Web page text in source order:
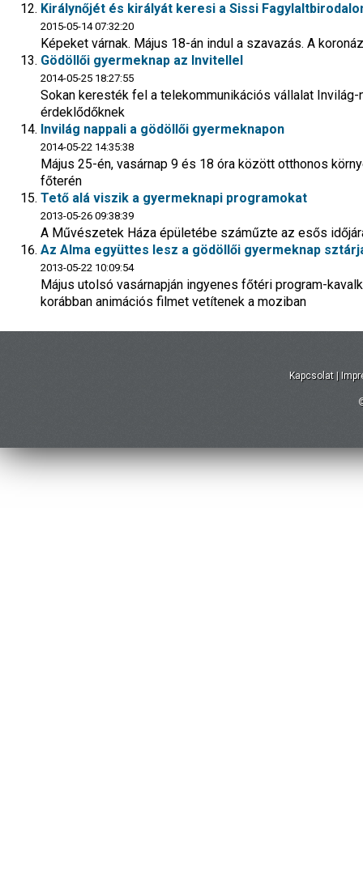
Királynőjét és királyát keresi a Sissi
2015-05-14 07:32:20
Képeket várnak. Május 18-án indul a szavazás. A
Gödöllői gyermeknap az Invitellel
2014-05-25 18:27:55
Sokan keresték fel a telekommunikációs vállalat
érdeklődőknek
Invilág nappali a gödöllői gyermeknapon
2014-05-22 14:35:38
Május 25-én, vasárnap 9 és 18 óra között otthonos
főterén
Tető alá viszik a gyermeknapi programokat
2013-05-26 09:38:39
A Művészetek Háza épületébe száműzte az esős
Az Alma együttes lesz a gödöllői gyermeknap
2013-05-22 10:09:54
Május utolsó vasárnapján ingyenes főtéri program-
korábban animációs filmet vetítenek a moziban
Kapcsolat |